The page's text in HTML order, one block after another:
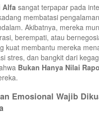
Alfa sangat terpapar pada
membatasi
Akibatnya, mereka
berempati, atau
kuat membantu mereka
stres, dan bangkit dari
Bukan Hanya Nilai
Emosional Wajib